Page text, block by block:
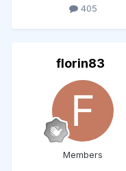
405
florin83
Members